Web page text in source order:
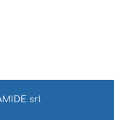
srl